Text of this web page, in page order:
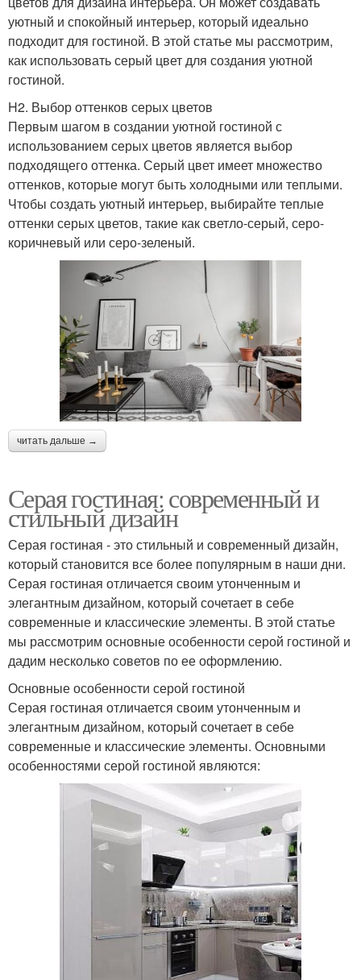
уютный и спокойный интерьер, который идеально
подходит для гостиной. В этой статье мы рассмотрим,
как использовать серый цвет для создания уютной
гостиной.
H2. Выбор оттенков серых цветов
Первым шагом в создании уютной гостиной с
использованием серых цветов является выбор
подходящего оттенка. Серый цвет имеет множество
оттенков, которые могут быть холодными или теплыми.
Чтобы создать уютный интерьер, выбирайте теплые
оттенки серых цветов, такие как светло-серый, серо-
коричневый или серо-зеленый.
читать дальше →
Серая гостиная: современный и
стильный дизайн
Серая гостиная - это стильный и современный дизайн,
который становится все более популярным в наши дни.
Серая гостиная отличается своим утонченным и
элегантным дизайном, который сочетает в себе
современные и классические элементы. В этой статье
мы рассмотрим основные особенности серой гостиной и
дадим несколько советов по ее оформлению.
Основные особенности серой гостиной
Серая гостиная отличается своим утонченным и
элегантным дизайном, который сочетает в себе
современные и классические элементы. Основными
особенностями серой гостиной являются: